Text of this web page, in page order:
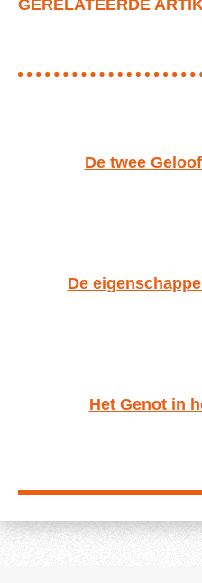
GERELATEERDE
De twee
De
Het Genot in